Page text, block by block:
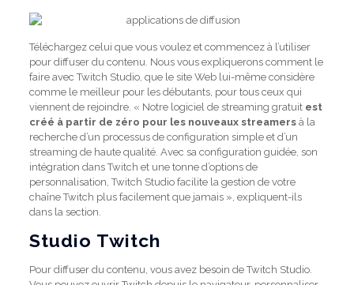
Téléchargez celui que vous voulez et commencez à l’utiliser
pour diffuser du contenu. Nous vous expliquerons comment le
faire avec Twitch Studio, que le site Web lui-même considère
comme le meilleur pour les débutants, pour tous ceux qui
viennent de rejoindre. « Notre logiciel de streaming gratuitest
créé à partir de zéro pour les nouveaux streamersà la
recherche d’un processus de configuration simple et d’un
streaming de haute qualité. Avec sa configuration guidée, son
intégration dans Twitch et une tonne d’options de
personnalisation, Twitch Studio facilite la gestion de votre
chaîne Twitch plus facilement que jamais », expliquent-ils
dans la section.
Studio Twitch
Pour diffuser du contenu, vous avez besoin de Twitch Studio.